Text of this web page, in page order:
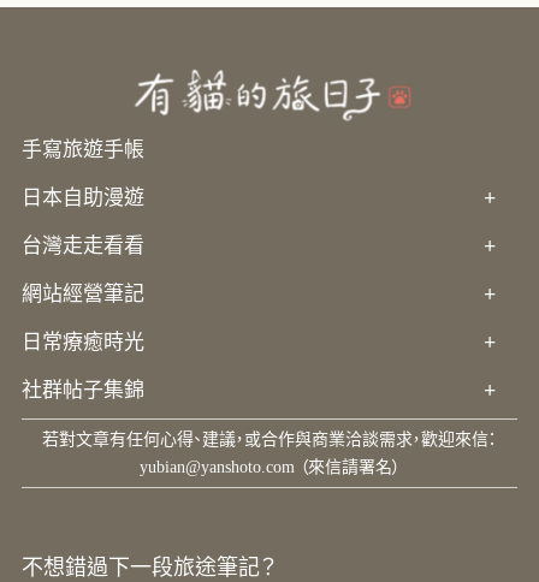
手寫旅遊手帳
+
日本自助漫遊
+
台灣走走看看
+
網站經營筆記
+
日常療癒時光
+
社群帖子集錦
若對文章有任何心得、建議，或合作與商業洽談需求，歡迎來信：
yubian@yanshoto.com （來信請署名）
不想錯過下一段旅途筆記？